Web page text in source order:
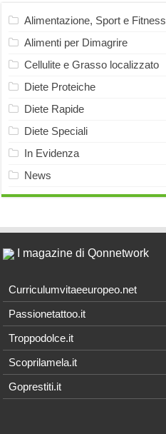
Alimentazione, Sport e Fitness
Alimenti per Dimagrire
Cellulite e Grasso localizzato
Diete Proteiche
Diete Rapide
Diete Speciali
In Evidenza
News
I magazine di Qonnetwork
Curriculumvitaeeuropeo.net
Passionetattoo.it
Troppodolce.it
Scoprilamela.it
Goprestiti.it